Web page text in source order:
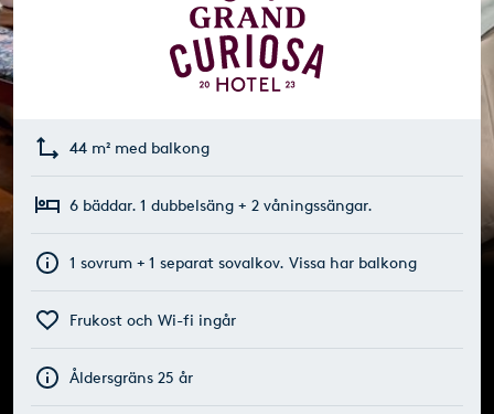
44 m² med balkong
6 bäddar. 1 dubbelsäng + 2 våningssängar.
1 sovrum + 1 separat sovalkov. Vissa har balkong
Frukost och Wi-fi ingår
Åldersgräns 25 år